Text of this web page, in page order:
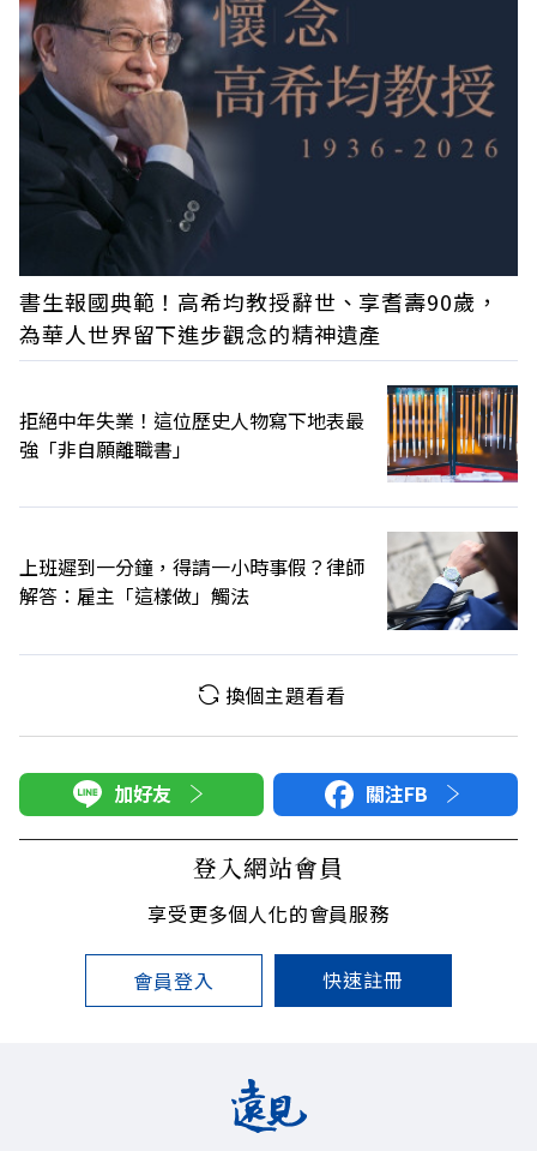
書生報國典範！高希均教授辭世、享耆壽90歲，
為華人世界留下進步觀念的精神遺產
拒絕中年失業！這位歷史人物寫下地表最
強「非自願離職書」
上班遲到一分鐘，得請一小時事假？律師
解答：雇主「這樣做」觸法
換個主題看看
加好友 關注FB
登入網站會員
享受更多個人化的會員服務
會員登入 快速註冊